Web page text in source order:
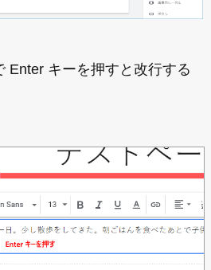
Enter キーを押すと改行する